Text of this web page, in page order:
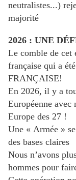
neutralistes...)
majorité
2026 : UNE
Le comble de cet
française qui a
FRANÇAISE!
En 2026, il y a
Européenne avec
Europe des 27 !
Une « Armée »
des bases claires
Nous n’avons
hommes pour